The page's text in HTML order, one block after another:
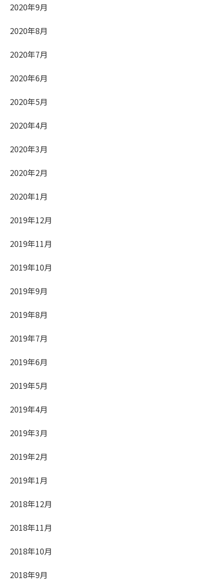
2020年9月
2020年8月
2020年7月
2020年6月
2020年5月
2020年4月
2020年3月
2020年2月
2020年1月
2019年12月
2019年11月
2019年10月
2019年9月
2019年8月
2019年7月
2019年6月
2019年5月
2019年4月
2019年3月
2019年2月
2019年1月
2018年12月
2018年11月
2018年10月
2018年9月